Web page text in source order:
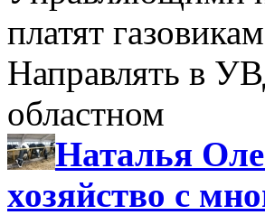
платят
Направлять в
областном
Наталья
хозяйство с